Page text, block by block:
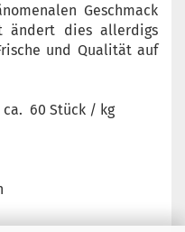
Geschmack
ändert dies allerdigs
und Qualität auf
ca. 60 Stück / kg